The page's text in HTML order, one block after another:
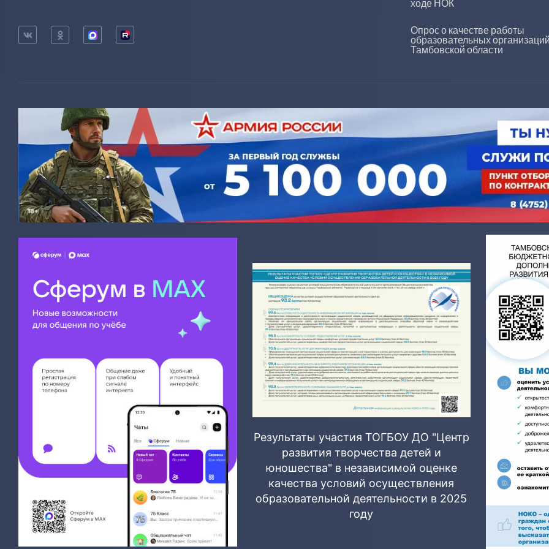
ходе НОК
Опрос о качестве работы
образовательных
Тамбовской области
Результаты участия ТОГБОУ ДО "Центр
развития творчества детей и
юношества" в независимой оценке
качества условий осуществления
образовательной деятельности в 2025
году